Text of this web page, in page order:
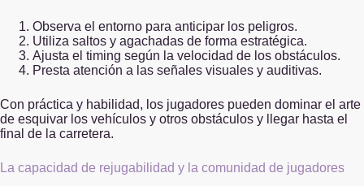
Observa el entorno para anticipar los peligros.
Utiliza saltos y agachadas de forma estratégica.
Ajusta el timing según la velocidad de los obstáculos.
Presta atención a las señales visuales y auditivas.
Con práctica y habilidad, los jugadores pueden dominar el arte
de esquivar los vehículos y otros obstáculos y llegar hasta el
final de la carretera.
La capacidad de rejugabilidad y la comunidad de jugadores